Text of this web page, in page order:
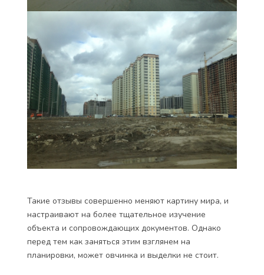
Такие отзывы совершенно меняют картину мира, и
настраивают на более тщательное изучение
объекта и сопровождающих документов. Однако
перед тем как заняться этим взглянем на
планировки, может овчинка и выделки не стоит.